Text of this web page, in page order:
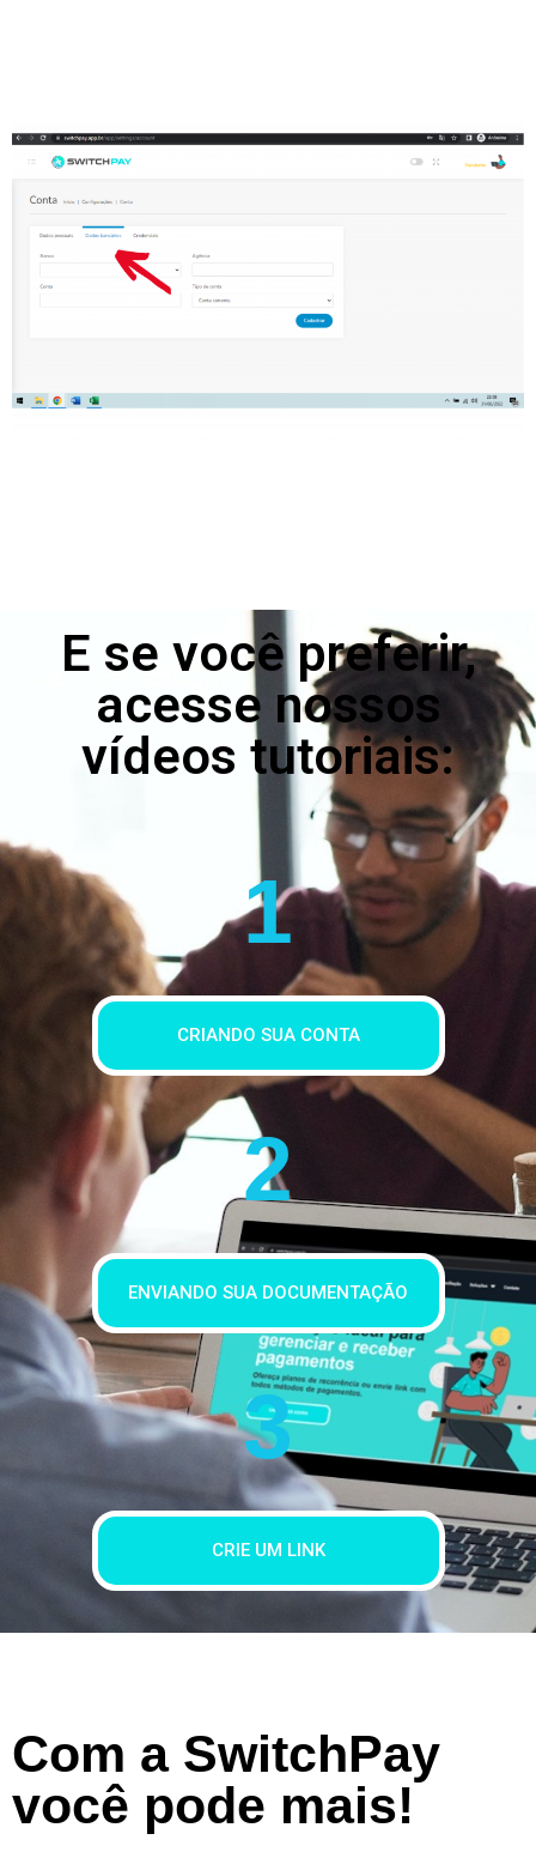
E se você preferir,
acesse nossos
vídeos tutoriais:
1
CRIANDO SUA CONTA
2
ENVIANDO SUA DOCUMENTAÇÃO
3
CRIE UM LINK
Com a SwitchPay
você pode mais!